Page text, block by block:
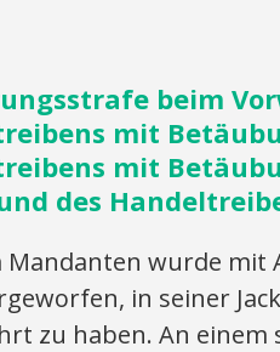
beim
mit
mit
des
Mandanten wurde mit
in seiner
zu haben. An